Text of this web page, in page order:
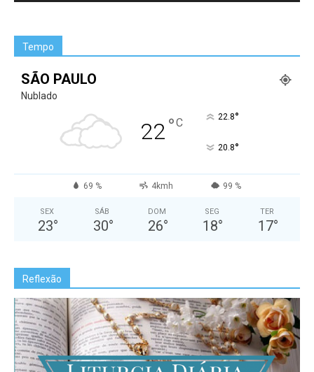
Tempo
SÃO PAULO
Nublado
22°C 22.8°
20.8°
69 % 4kmh 99 %
SEX
23°
SÁB
30°
DOM
26°
SEG
18°
TER
17°
Reflexão